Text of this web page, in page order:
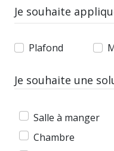
Je souhaite
Plafond
Je souhaite une
Salle à manger
Chambre